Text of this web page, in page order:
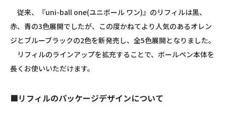
従来、『uni-ball one(ユニボール ワン)』のリフィルは黒、
赤、青の3色展開でしたが、この度かねてより人気のあるオレン
ジとブルーブラックの2色を新発売し、全5色展開となりました。
リフィルのラインアップを拡充することで、ボールペン本体を
長くお使いいただけます。
■リフィルのパッケージデザインについて